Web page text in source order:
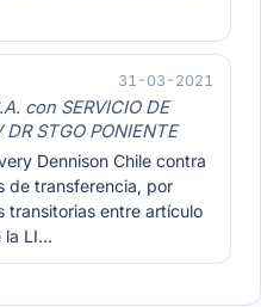
31-03-2021
con SERVICIO DE
STGO PONIENTE
Dennison Chile contra
de transferencia, por
transitorias entre artículo
la LI…